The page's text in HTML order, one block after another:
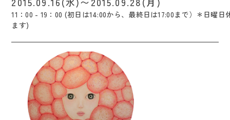
11：00 - 19：00 (初日は14:00から、最終日は17:00まで）＊日曜
ます)